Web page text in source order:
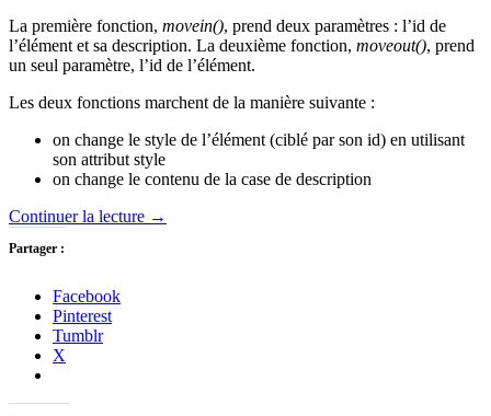
La première fonction, movein(), prend deux paramètres : l’id de
l’élément et sa description. La deuxième fonction, moveout(), prend
un seul paramètre, l’id de l’élément.
Les deux fonctions marchent de la manière suivante :
on change le style de l’élément (ciblé par son id) en utilisant
son attribut style
on change le contenu de la case de description
Continuer la lecture →
Partager :
Facebook
Pinterest
Tumblr
X